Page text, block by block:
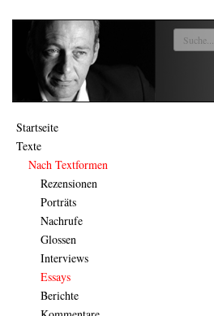
Startseite
Texte
Nach Textformen
Rezensionen
Porträts
Nachrufe
Glossen
Interviews
Essays
Berichte